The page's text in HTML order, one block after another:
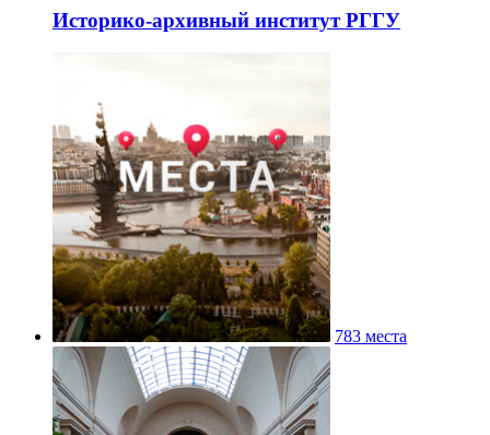
Историко-архивный институт РГГУ
783 места